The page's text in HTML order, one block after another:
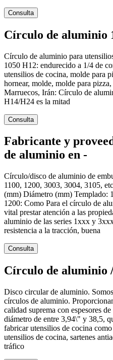
Consulta
Círculo de aluminio
Círculo de aluminio para
1050 H12: endurecido a 1/4 de
utensilios de cocina, molde para
hornear, molde, molde para
Marruecos, Irán: Círculo de
H14/H24 es la mitad
Consulta
Fabricante y
de aluminio en -
Círculo/disco de aluminio de
1100, 1200, 3003, 3004, 3105,
(mm) Diámetro (mm) Templado:
1200: Como Para el círculo de
vital prestar atención a las
aluminio de las series 1xxx y
resistencia a la tracción, buena
Consulta
Círculo de aluminio
Disco circular de aluminio.
círculos de aluminio.
calidad suprema con espesores
diámetro de entre 3,94\" y 38,5,
fabricar utensilios de cocina
utensilios de cocina, sartenes
tráfico